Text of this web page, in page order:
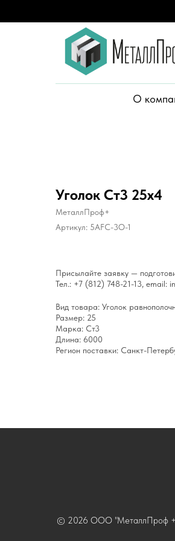
О
Уголок Ст3 25х4
МеталлПроф+
Артикул: 5AFC-3O-1
Присылайте заявку —
Тел.: +7 (812) 748-21-13, email:
Вид товара: Уголок
Размер: 25
Марка: Ст3
Длина: 6000
Регион поставки: Санкт-
© 2026 ООО "МеталлПроф